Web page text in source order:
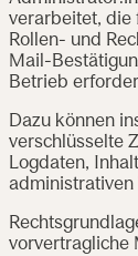
verarbeitet, die
Rollen- und
Mail-
Betrieb
Dazu können
verschlüsselte
Logdaten,
administrativen
vorvertragliche